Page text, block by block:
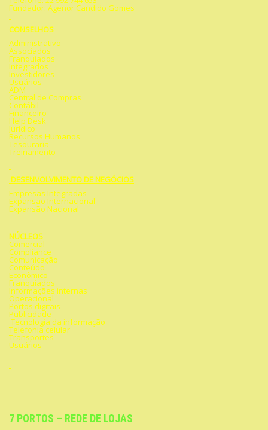
Fundador: Agenor Candido Gomes
CONSELHOS
Administrativo
Associados
Franquiados
Integrados
Investidores
Usuários
ADM
Central de Compras
Contábil
Financeiro
Help Desk
Jurídico
Recursos Humanos
Tesouraria
Treinamento
DESENVOLVIMENTO DE NEGÓCIOS
Empresas Integradas
Expansão Internacional
Expansão Nacional
NÚCLEOS
Comercial
Compliance
Comunicação
Conteúdo
Econômico
Franquiados
Informações internas
Operacional
Portos digitais
Publicidade
Tecnologia da informação
Telefonia celular
Transportes
Usuários
7 PORTOS – REDE DE LOJAS